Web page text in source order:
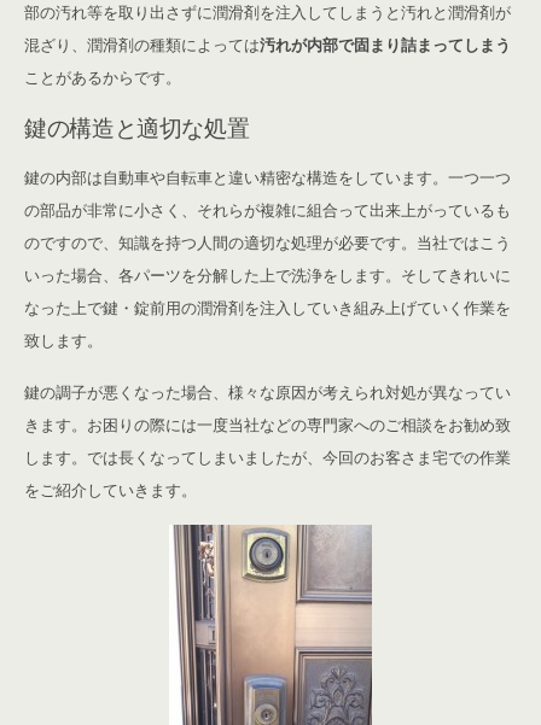
部の汚れ等を取り出さずに潤滑剤を注入してしまうと汚れと潤滑剤が
混ざり、潤滑剤の種類によっては汚れが内部で固まり詰まってしまう
ことがあるからです。
鍵の構造と適切な処置
鍵の内部は自動車や自転車と違い精密な構造をしています。一つ一つ
の部品が非常に小さく、それらが複雑に組合って出来上がっているも
のですので、知識を持つ人間の適切な処理が必要です。当社ではこう
いった場合、各パーツを分解した上で洗浄をします。そしてきれいに
なった上で鍵・錠前用の潤滑剤を注入していき組み上げていく作業を
致します。
鍵の調子が悪くなった場合、様々な原因が考えられ対処が異なってい
きます。お困りの際には一度当社などの専門家へのご相談をお勧め致
します。では長くなってしまいましたが、今回のお客さま宅での作業
をご紹介していきます。